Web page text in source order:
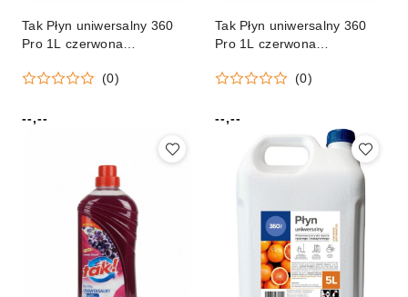
Tak Płyn uniwersalny 360
Pro 1L czerwona
(0)
Cena:
--,--
Tak Płyn uniwersalny 360
Pro 1L czerwona
(0)
Cena:
--,--